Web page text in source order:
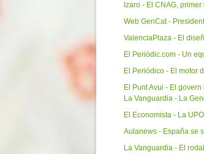
Izaro - El CNAG,
Web GenCat -
ValenciaPlaza - El
El Periòdic.com - Un
El Periódico - El motor
El Punt Avui - El
La Vanguardia - La
El Economista - La
Aulanews - España se
La Vanguardia - El